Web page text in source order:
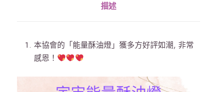
)
描述
本協會的「能量酥油燈」獲多方好評如潮, 非常
感恩！